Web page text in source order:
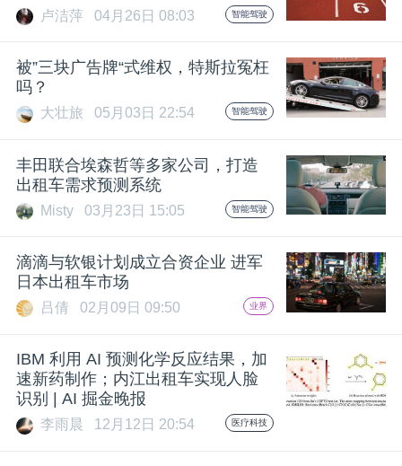
课
动
中
心
卢洁萍 04月26日 08:03 智能驾驶
被”三块广告牌“式维权，特斯拉冤枉
吗？
大壮旅 05月03日 22:54 智能驾驶
丰田联合埃森哲等多家公司，打造
出租车需求预测系统
Misty 03月23日 15:05 智能驾驶
滴滴与软银计划成立合资企业 进军
日本出租车市场
吕倩 02月09日 09:50 业界
IBM 利用 AI 预测化学反应结果，加
速新药制作；内江出租车实现人脸
识别 | AI 掘金晚报
李雨晨 12月12日 20:54 医疗科技